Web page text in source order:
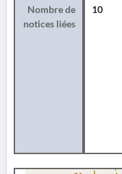
Nombre de
notices liées
10